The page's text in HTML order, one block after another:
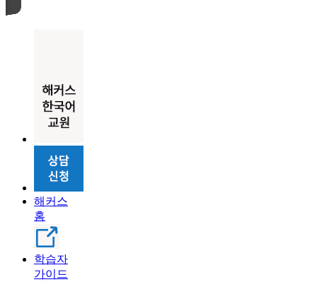
해커스
홈
학습자
가이드